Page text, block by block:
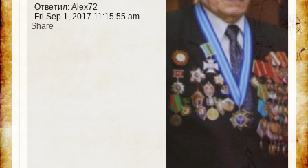
Ответил: Alex72
Fri Sep 1, 2017 11:15:55 am
Share